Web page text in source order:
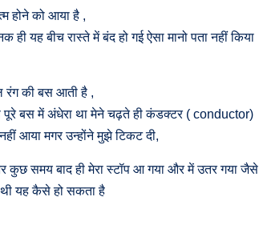
होने को आया है ,
बीच रास्ते में बंद हो गई ऐसा मानो पता नहीं किया
रंग की बस आती है ,
पूरे बस में अंधेरा था मेने चढ़ते ही कंडक्टर ( conductor)
आया मगर उन्होंने मुझे टिकट दी,
कुछ समय बाद ही मेरा स्टॉप आ गया और में उतर गया जैसे
यह कैसे हो सकता है